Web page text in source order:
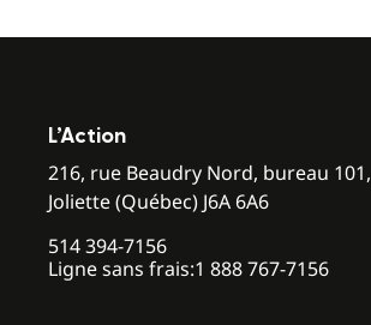
L’Action
216, rue Beaudry Nord, bureau 101,
Joliette (Québec) J6A 6A6
514 394-7156
Ligne sans frais:1 888 767-7156